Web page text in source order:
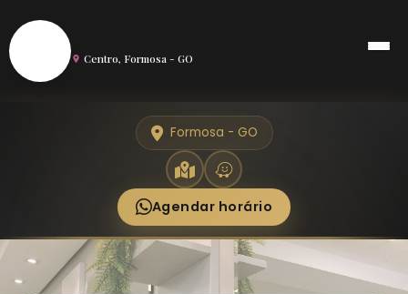
Centro, Formosa - GO
Formosa - GO
Agendar horário